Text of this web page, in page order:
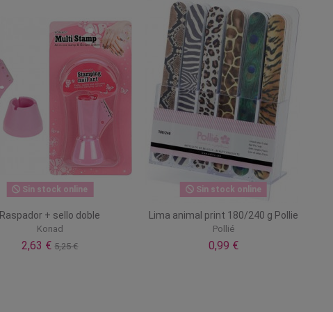
Sin stock online
Raspador + sello doble
Konad
2,63 €5,25 €
Sin stock online
Lima animal print 180/240 g Pollie
Pollié
0,99 €